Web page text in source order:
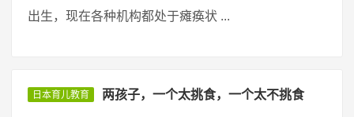
出生，现在各种机构都处于瘫痪状 ...
日本育儿教育 两孩子，一个太挑食，一个太不挑食